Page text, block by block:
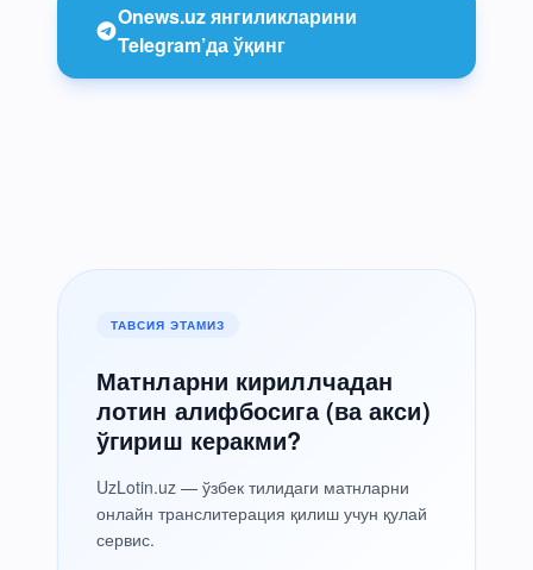
Onews.uz янгиликларини
Telegram’да ўқинг
ТАВСИЯ ЭТАМИЗ
Матнларни кириллчадан
лотин алифбосига (ва акси)
ўгириш керакми?
UzLotin.uz — ўзбек тилидаги матнларни
онлайн транслитерация қилиш учун қулай
сервис.